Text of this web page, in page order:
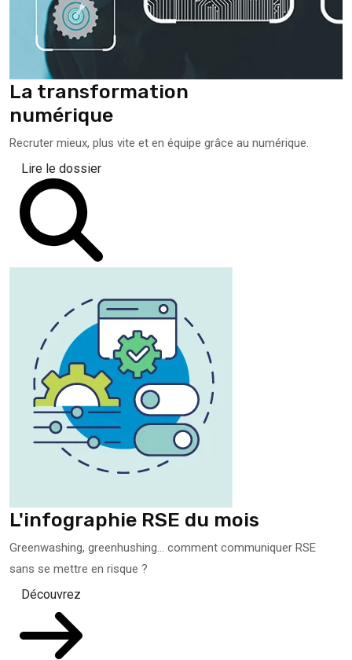
La transformation
numérique
Recruter mieux, plus vite et en équipe grâce au numérique.
Lire le dossier
L'infographie RSE du mois
Greenwashing, greenhushing… comment communiquer RSE
sans se mettre en risque ?
Découvrez